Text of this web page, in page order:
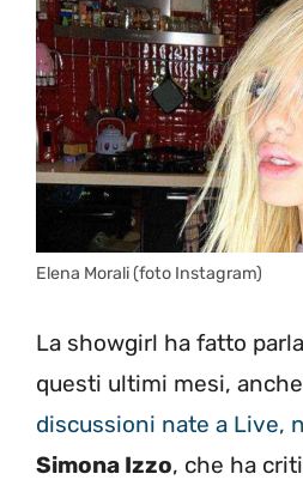
Elena Morali (foto Instagram)
La showgirl ha fatto
questi ultimi mesi,
discussioni nate a Live,
Simona Izzo, che ha